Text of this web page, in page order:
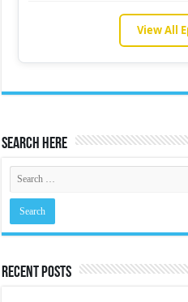
View All
Search Here
Recent Posts